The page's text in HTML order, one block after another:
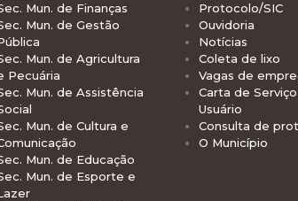
Mun. de Finanças
Mun. de Gestão
Mun. de Agricultura
Pecuária
Mun. de Assistência
Mun. de Cultura e
Mun. de Educação
Mun. de Esporte e
Protocolo/SIC
Ouvidoria
Notícias
Coleta de lixo
Vagas de
Carta de
Usuário
Consulta de
O Município